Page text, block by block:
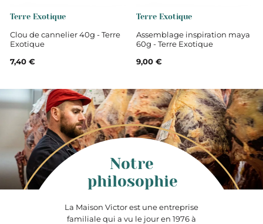
Terre Exotique
Clou de cannelier 40g - Terre
Exotique
7,40 €
Terre Exotique
Assemblage inspiration maya
60g - Terre Exotique
9,00 €
La Maison Victor est une entreprise
familiale qui a vu le jour en 1976 à
Notre
philosophie